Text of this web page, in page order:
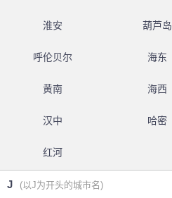
淮安 葫芦岛
呼伦贝尔 海东
黄南 海西
汉中 哈密
红河
J (以J为开头的城市名)